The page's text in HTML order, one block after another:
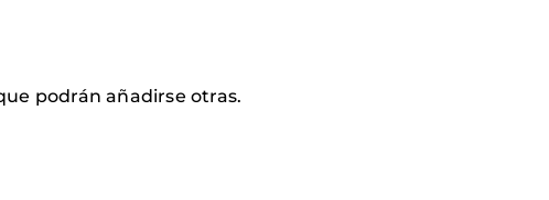
podrán añadirse otras.